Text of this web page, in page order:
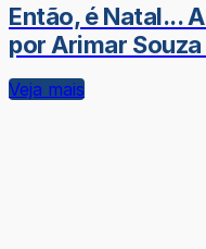
Então, é Natal...
por Arimar Souza
Veja mais